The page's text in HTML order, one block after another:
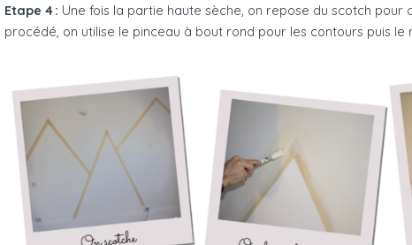
Etape 4 : Une fois la partie haute sèche, on repose du scotch
procédé, on utilise le pinceau à bout rond pour les contours puis le